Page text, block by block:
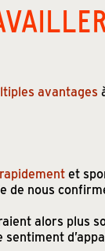
avantages
et
nous
alors plus